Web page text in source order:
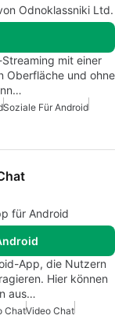
Odnoklassniki Ltd.
mit einer
Oberfläche und ohne
Soziale Für Android
für Android
App, die Nutzern
Hier können
aus…
ChatVideo Chat